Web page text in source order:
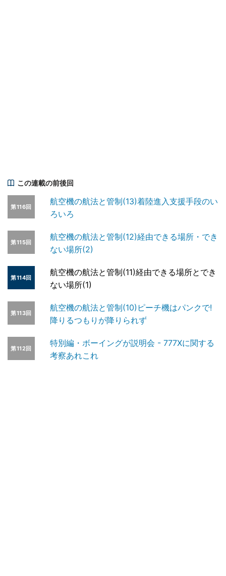
この連載の前後回
第116回
航空機の航法と管制(13)着陸進入支援手段のい
ろいろ
第115回
航空機の航法と管制(12)経由できる場所・でき
ない場所(2)
第114回
航空機の航法と管制(11)経由できる場所とでき
ない場所(1)
第113回
航空機の航法と管制(10)ピーチ機はパンクで!
降りるつもりが降りられず
第112回
特別編・ボーイングが説明会 - 777Xに関する
考察あれこれ